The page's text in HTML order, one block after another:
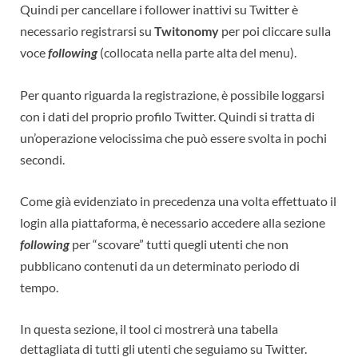
Quindi per cancellare i follower inattivi su Twitter è
necessario registrarsi su Twitonomy per poi cliccare sulla
vocefollowing (collocata nella parte alta del menu).
Per quanto riguarda la registrazione, è possibile loggarsi
con i dati del proprio profilo Twitter. Quindi si tratta di
un’operazione velocissima che può essere svolta in pochi
secondi.
Come già evidenziato in precedenza una volta effettuato il
login alla piattaforma, è necessario accedere alla sezione
following per “scovare” tutti quegli utenti che non
pubblicano contenuti da un determinato periodo di
tempo.
In questa sezione, il tool ci mostrerà una tabella
dettagliata di tutti gli utenti che seguiamo su Twitter.